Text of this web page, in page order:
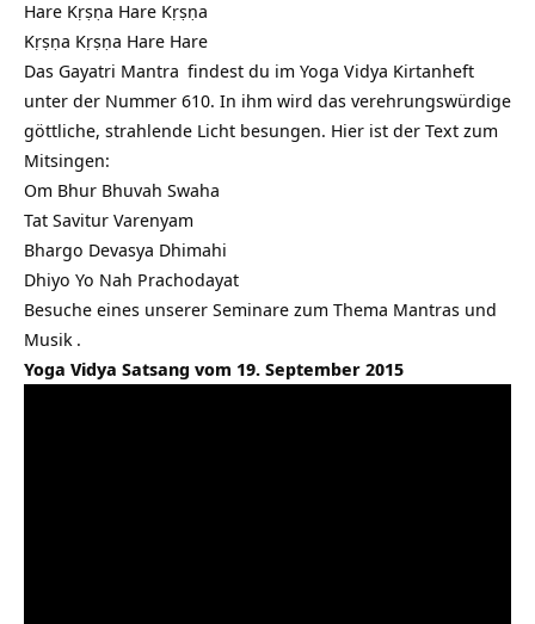
Hare Kṛṣṇa Hare Kṛṣṇa
Kṛṣṇa Kṛṣṇa Hare Hare
Das Gayatri Mantra findest du im Yoga Vidya Kirtanheft
unter der Nummer 610. In ihm wird das verehrungswürdige
göttliche, strahlende Licht besungen. Hier ist der Text zum
Mitsingen:
Om Bhur Bhuvah Swaha
Tat Savitur Varenyam
Bhargo Devasya Dhimahi
Dhiyo Yo Nah Prachodayat
Besuche eines unserer Seminare zum Thema Mantras und
Musik .
Yoga Vidya Satsang vom 19. September 2015